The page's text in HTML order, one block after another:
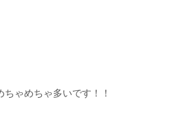
ちゃめちゃ多いです！！